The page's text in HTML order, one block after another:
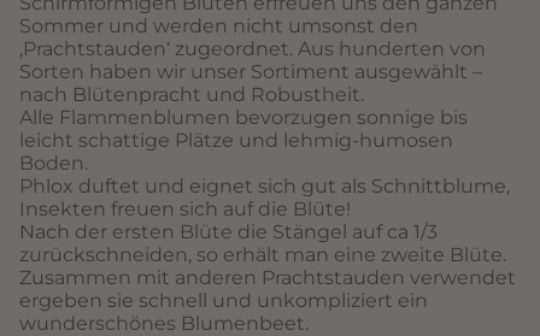
Sommer und werden nicht umsonst den
‚Prachtstauden‘ zugeordnet. Aus hunderten von
Sorten haben wir unser Sortiment ausgewählt –
nach Blütenpracht und Robustheit.
Alle Flammenblumen bevorzugen sonnige bis
leicht schattige Plätze und lehmig-humosen
Boden.
Phlox duftet und eignet sich gut als Schnittblume,
Insekten freuen sich auf die Blüte!
Nach der ersten Blüte die Stängel auf ca 1/3
zurückschneiden, so erhält man eine zweite Blüte.
Zusammen mit anderen Prachtstauden verwendet
ergeben sie schnell und unkompliziert ein
wunderschönes Blumenbeet.